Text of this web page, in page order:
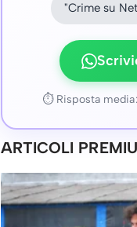
"Crime su
⏱ Risposta media:
ARTICOLI